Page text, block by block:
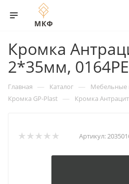
Кромка
2*35мм, 0164PE
Главная — Каталог — Мебельные
Кромка GP-Plast — Кромка
Артикул: